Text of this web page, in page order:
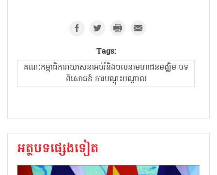
Tags:
គណៈកម្មាធិការឃោសនាអប់រំនិងចលនាមហាជនមជ្ឈិម បទ
ពិសោធន៍ ការបណ្តុះបណ្តាល
អត្ថបទផ្សេងទៀត